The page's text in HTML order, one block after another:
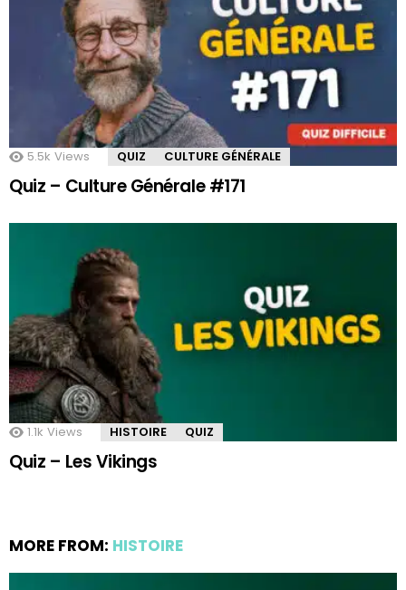
5.5k Views QUIZ CULTURE GÉNÉRALE
Quiz – Culture Générale #171
1.1k Views HISTOIRE QUIZ
Quiz – Les Vikings
MORE FROM: HISTOIRE